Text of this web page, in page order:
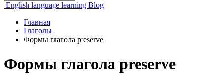
Форма поиска
English language learning Blog
Главная
Глаголы
Формы глагола preserve
Формы глагола preserve